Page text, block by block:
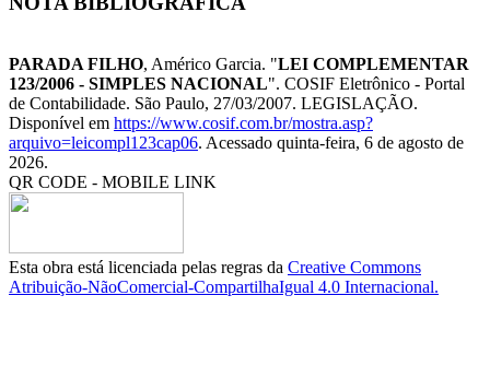
PARADA FILHO, Américo Garcia. "LEI COMPLEMENTAR
123/2006 - SIMPLES NACIONAL". COSIF Eletrônico - Portal
de Contabilidade. São Paulo, 27/03/2007. LEGISLAÇÃO.
Disponível em https://www.cosif.com.br/mostra.asp?
arquivo=leicompl123cap06. Acessado quinta-feira, 6 de agosto de
2026.
QR CODE - MOBILE LINK
Esta obra está licenciada pelas regras da Creative Commons
Atribuição-NãoComercial-CompartilhaIgual 4.0 Internacional.